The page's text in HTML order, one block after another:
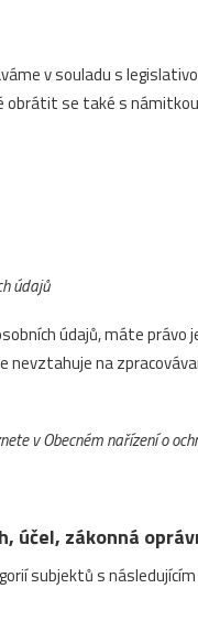
v souladu s
se také s
údajů
údajů, máte
na
v Obecném nařízení o
účel, zákonná
subjektů s